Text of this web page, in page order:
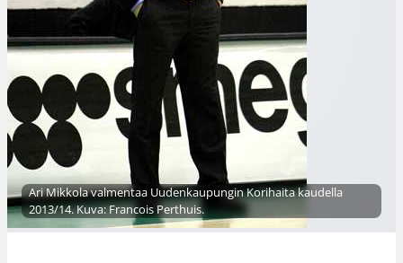
Ari Mikkola valmentaa Uudenkaupungin Korihaita kaudella
2013/14. Kuva: Francois Perthuis.